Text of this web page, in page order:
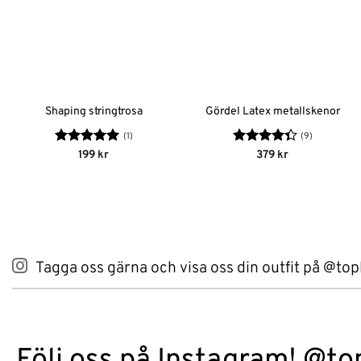
Shaping stringtrosa
Betygsatt5
(1)
199 kr
Gördel Latex metallskenor
Betygsatt
(9)
379 kr
Tagga oss gärna och visa oss din outfit på